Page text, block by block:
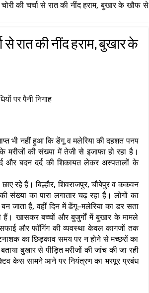
की चर्चा से रात की नींद हराम, बुखार के खौफ से
से रात की नींद हराम, बुखार के
पर पैनी निगाह
भी नहीं हुआ कि डेंगू व मलेरिया की दहशत पनप
की संख्या में तेजी से इजाफा हो रहा है।
और बदन दर्द की शिकायत लेकर अस्पतालों के
रहे हैं। बिल्हौर, शिवराजपुर, चौबेपुर व ककवन
संख्या का पारा लगातार चढ़ रहा है। लोगों का
जाता है, वहीं दिन में डेंगू–मलेरिया का डर सता
हैं। खासकर बच्चों और बुजुर्गों में बुखार के मामले
और फॉगिंग की व्यवस्था केवल कागजों तक
का छिड़काव समय पर न होने से मच्छरों का
बुखार से पीड़ित मरीजों की जांच की जा रही
केस सामने आने पर नियंत्रण का भरपूर प्रबंध